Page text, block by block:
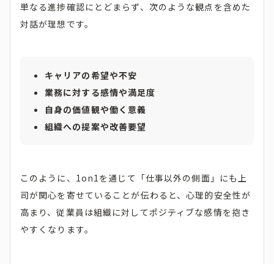
単なる進捗確認にとどまらず、次のような観点を含めた
対話が理想です。
キャリアの希望や不安
業務に対する感情や満足度
自身の価値観や働く意義
組織への提案や改善要望
このように、1on1を通じて「仕事以外の側面」にも上
司が関心を寄せていることが伝わると、心理的安全性が
高まり、従業員は組織に対してポジティブな感情を抱き
やすくなります。